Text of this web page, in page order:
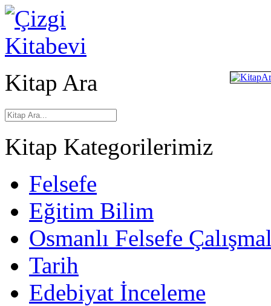
Kitap Ara
Kitap Kategorilerimiz
Felsefe
Eğitim Bilim
Osmanlı Felsefe
Tarih
Edebiyat İnceleme